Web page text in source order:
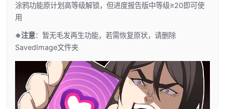
涂鸦功能原计划高等级解锁，但进度报告版中等级≥20即可使
用
※注意：暂无毛发再生功能，若需恢复原状，请删除
SavedImage文件夹